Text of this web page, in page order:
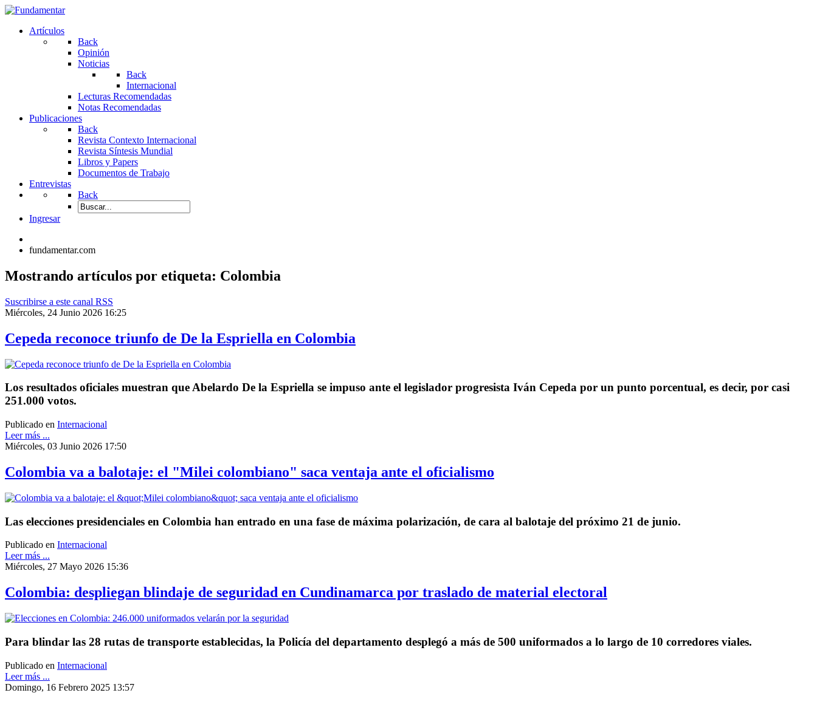
Artículos
Back
Opinión
Noticias
Back
Internacional
Lecturas Recomendadas
Notas Recomendadas
Publicaciones
Back
Revista Contexto Internacional
Revista Síntesis Mundial
Libros y Papers
Documentos de Trabajo
Entrevistas
Back
Ingresar
fundamentar.com
Mostrando artículos por etiqueta: Colombia
Suscribirse a este canal RSS
Miércoles, 24 Junio 2026 16:25
Cepeda reconoce triunfo de De la Espriella en Colombia
Los resultados oficiales muestran que Abelardo De la Espriella se impuso ante el legislador progresista Iván Cepeda por un punto porcentual, es decir, por casi
251.000 votos.
Publicado en Internacional
Leer más ...
Miércoles, 03 Junio 2026 17:50
Colombia va a balotaje: el "Milei colombiano" saca ventaja ante el oficialismo
Las elecciones presidenciales en Colombia han entrado en una fase de máxima polarización, de cara al balotaje del próximo 21 de junio.
Publicado en Internacional
Leer más ...
Miércoles, 27 Mayo 2026 15:36
Colombia: despliegan blindaje de seguridad en Cundinamarca por traslado de material electoral
Para blindar las 28 rutas de transporte establecidas, la Policía del departamento desplegó a más de 500 uniformados a lo largo de 10 corredores viales.
Publicado en Internacional
Leer más ...
Domingo, 16 Febrero 2025 13:57